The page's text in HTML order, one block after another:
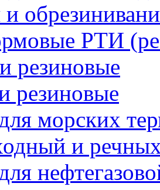
РТИ
резиновые
резиновые
морских
и